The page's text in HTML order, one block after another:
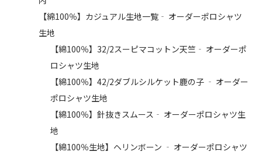
【綿100％】カジュアル生地一覧‐ オーダーポロシャツ
生地
【綿100％】32/2スーピマコットン天竺‐ オーダーポ
ロシャツ生地
【綿100％】42/2ダブルシルケット鹿の子 ‐ オーダー
ポロシャツ生地
【綿100％】針抜きスムース‐ オーダーポロシャツ生
地
【綿100％生地】ヘリンボーン ‐ オーダーポロシャツ